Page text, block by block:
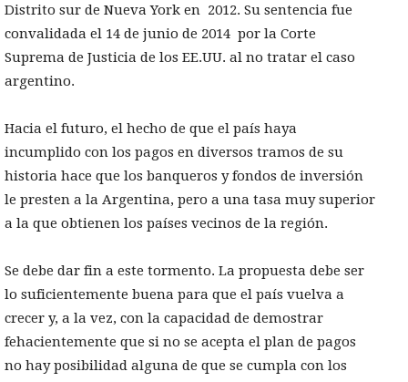
Distrito sur de Nueva York en 2012. Su sentencia fue
convalidada el 14 de junio de 2014 por la Corte
Suprema de Justicia de los EE.UU. al no tratar el caso
argentino.
Hacia el futuro, el hecho de que el país haya
incumplido con los pagos en diversos tramos de su
historia hace que los banqueros y fondos de inversión
le presten a la Argentina, pero a una tasa muy superior
a la que obtienen los países vecinos de la región.
Se debe dar fin a este tormento. La propuesta debe ser
lo suficientemente buena para que el país vuelva a
crecer y, a la vez, con la capacidad de demostrar
fehacientemente que si no se acepta el plan de pagos
no hay posibilidad alguna de que se cumpla con los